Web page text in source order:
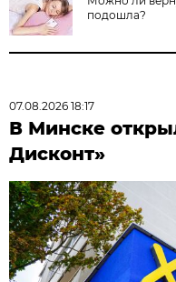
подошла?
07.08.2026 18:17
В Минске
Дисконт»